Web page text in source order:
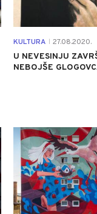
KULTURA 27.08.2020.
U NEVESINJU
NEBOJŠE